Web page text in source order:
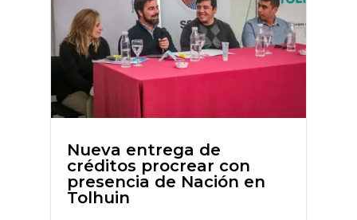
Nueva entrega de
créditos procrear con
presencia de Nación en
Tolhuin